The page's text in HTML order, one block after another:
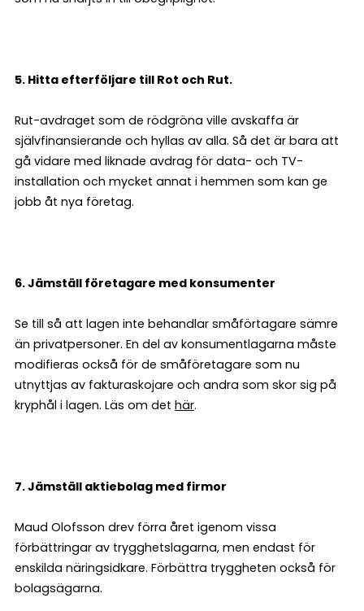
5. Hitta efterföljare till Rot och Rut.
Rut-avdraget som de rödgröna ville avskaffa är
självfinansierande och hyllas av alla. Så det är bara att
gå vidare med liknade avdrag för data- och TV-
installation och mycket annat i hemmen som kan ge
jobb åt nya företag.
6. Jämställ företagare med konsumenter
Se till så att lagen inte behandlar småförtagare sämre
än privatpersoner. En del av konsumentlagarna måste
modifieras också för de småföretagare som nu
utnyttjas av fakturaskojare och andra som skor sig på
kryphål i lagen. Läs om det här.
7. Jämställ aktiebolag med firmor
Maud Olofsson drev förra året igenom vissa
förbättringar av trygghetslagarna, men endast för
enskilda näringsidkare. Förbättra tryggheten också för
bolagsägarna.